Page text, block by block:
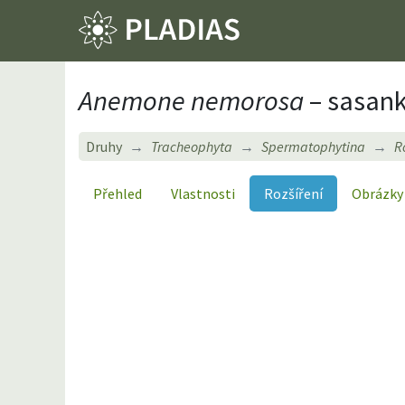
Anemone nemorosa–
Druhy Tracheophyta Spermatophytina
Přehled Vlastnosti Rozšíření Obrázky